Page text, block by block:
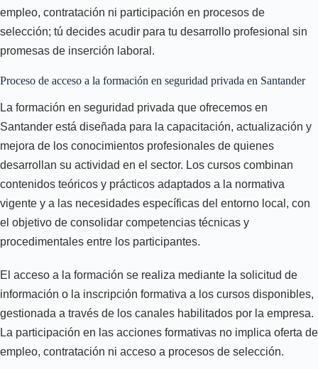
empleo, contratación ni participación en procesos de
selección; tú decides acudir para tu desarrollo profesional sin
promesas de inserción laboral.
Proceso de acceso a la formación en seguridad privada en Santander
La formación en seguridad privada que ofrecemos en
Santander está diseñada para la capacitación, actualización y
mejora de los conocimientos profesionales de quienes
desarrollan su actividad en el sector. Los cursos combinan
contenidos teóricos y prácticos adaptados a la normativa
vigente y a las necesidades específicas del entorno local, con
el objetivo de consolidar competencias técnicas y
procedimentales entre los participantes.
El acceso a la formación se realiza mediante la solicitud de
información o la inscripción formativa a los cursos disponibles,
gestionada a través de los canales habilitados por la empresa.
La participación en las acciones formativas no implica oferta de
empleo, contratación ni acceso a procesos de selección.